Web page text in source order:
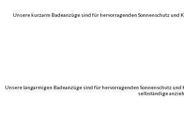
Unsere kurzarm Badeanzüge sind für hervorragenden Sonnenschutz und
Unsere langarmigen Badeanzüge sind für hervorragenden Sonnenschutz
selbständige